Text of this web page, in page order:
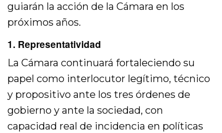
guiarán la acción de la Cámara en los
próximos años.
1. Representatividad
La Cámara continuará fortaleciendo su
papel como interlocutor legítimo, técnico
y propositivo ante los tres órdenes de
gobierno y ante la sociedad, con
capacidad real de incidencia en políticas